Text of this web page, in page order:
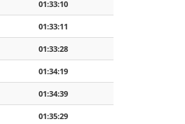
01:33:10
01:33:11
01:33:28
01:34:19
01:34:39
01:35:29